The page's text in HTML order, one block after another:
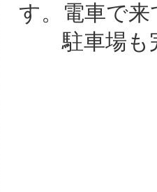
す。電車で来
駐車場も完